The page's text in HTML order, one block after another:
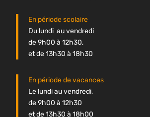
En période scolaire
Du lundi au vendredi
de 9h00 à 12h30,
et de 13h30 à 18h30
En période de vacances
Le lundi au vendredi,
de 9h00 à 12h30
et de 13h30 à 18h00